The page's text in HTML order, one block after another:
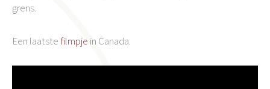
grens.
Een laatste filmpje in Canada.